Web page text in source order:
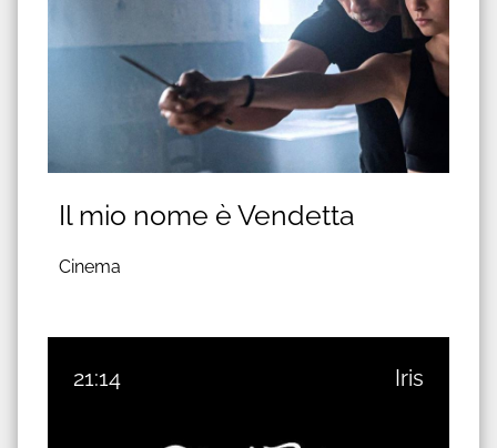
Il mio nome è Vendetta
Cinema
21:14 Iris